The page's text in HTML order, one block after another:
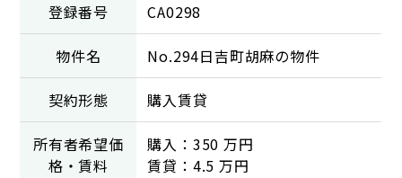
登録番号 CA0298
物件名 No.294日吉町胡麻の物件
契約形態 購入賃貸
所有者希望価
格・賃料
購入：350 万円
賃貸：4.5 万円